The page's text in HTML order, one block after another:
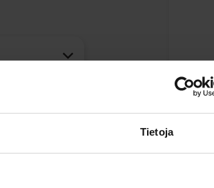
TietojaJaa tämä